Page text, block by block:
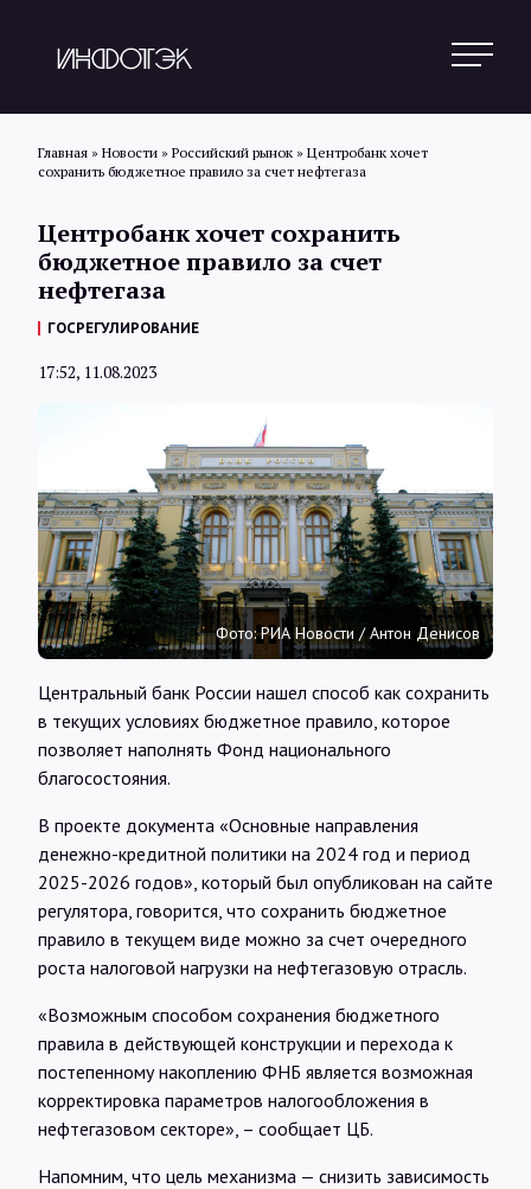
Обзоры
Интервью
Карты
О нас
Главная » Новости » Российский рынок » Центробанк хочет
сохранить бюджетное правило за счет нефтегаза
Центробанк хочет сохранить
бюджетное правило за счет
нефтегаза
ГОСРЕГУЛИРОВАНИЕ
17:52, 11.08.2023
Фото: РИА Новости / Антон Денисов
Центральный банк России нашел способ как сохранить
в текущих условиях бюджетное правило, которое
позволяет наполнять Фонд национального
благосостояния.
В проекте документа «Основные направления
денежно-кредитной политики на 2024 год и период
2025-2026 годов», который был опубликован на сайте
регулятора, говорится, что сохранить бюджетное
правило в текущем виде можно за счет очередного
роста налоговой нагрузки на нефтегазовую отрасль.
«Возможным способом сохранения бюджетного
правила в действующей конструкции и перехода к
постепенному накоплению ФНБ является возможная
корректировка параметров налогообложения в
нефтегазовом секторе», – сообщает ЦБ.
Напомним, что цель механизма — снизить зависимость